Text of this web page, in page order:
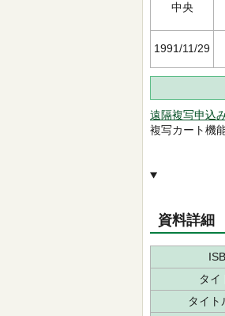
中央
1991/11/29
遠隔複写申込
複写カート機
資料詳細
タイ
タイト